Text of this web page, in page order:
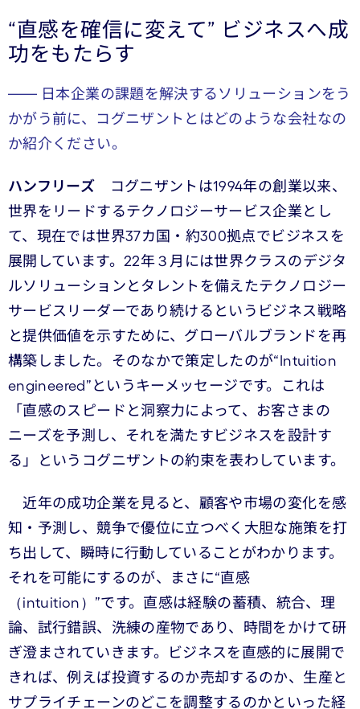
“直感を確信に変えて” ビジネスへ成
功をもたらす
―― 日本企業の課題を解決するソリューションをう
かがう前に、コグニザントとはどのような会社なの
か紹介ください。
ハンフリーズ コグニザントは1994年の創業以来、
世界をリードするテクノロジーサービス企業とし
て、現在では世界37カ国・約300拠点でビジネスを
展開しています。22年３月には世界クラスのデジタ
ルソリューションとタレントを備えたテクノロジー
サービスリーダーであり続けるというビジネス戦略
と提供価値を示すために、グローバルブランドを再
構築しました。そのなかで策定したのが“Intuition
engineered”というキーメッセージです。これは
「直感のスピードと洞察力によって、お客さまの
ニーズを予測し、それを満たすビジネスを設計す
る」というコグニザントの約束を表わしています。
近年の成功企業を見ると、顧客や市場の変化を感
知・予測し、競争で優位に立つべく大胆な施策を打
ち出して、瞬時に行動していることがわかります。
それを可能にするのが、まさに“直感
（intuition）”です。直感は経験の蓄積、統合、理
論、試行錯誤、洗練の産物であり、時間をかけて研
ぎ澄まされていきます。ビジネスを直感的に展開で
きれば、例えば投資するのか売却するのか、生産と
サプライチェーンのどこを調整するのかといった経